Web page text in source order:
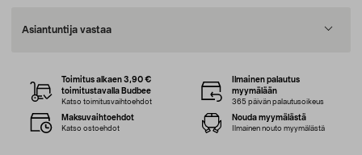
Asiantuntija vastaa
Toimitus alkaen 3,90 €
toimitustavalla Budbee
Katso toimitusvaihtoehdot
Ilmainen palautus
myymälään
365 päivän palautusoikeus
Maksuvaihtoehdot
Katso ostoehdot
Nouda myymälästä
Ilmainen nouto myymälästä